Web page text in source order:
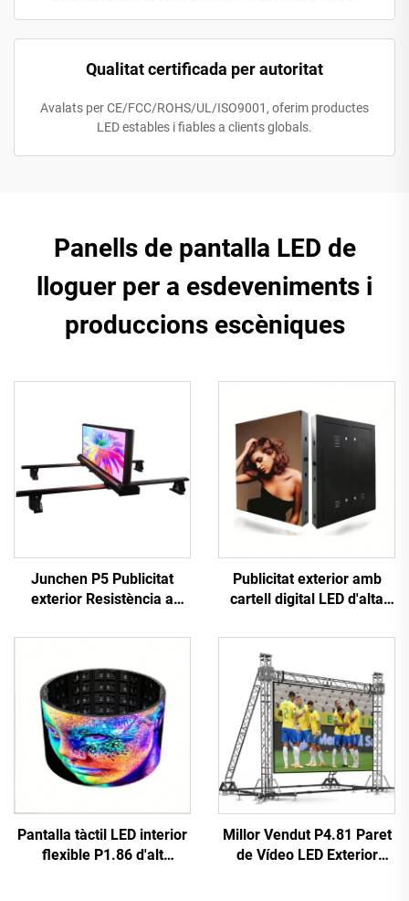
Qualitat certificada per autoritat
Avalats per CE/FCC/ROHS/UL/ISO9001, oferim productes
LED estables i fiables a clients globals.
Panells de pantalla LED de
lloguer per a esdeveniments i
produccions escèniques
Junchen P5 Publicitat
exterior Resistència a
LED Mur de Vídeo Cartell
per a Cotxes
Publicitat exterior amb
cartell digital LED d'alta
paret de vídeo LED P10
d'alt rendiment, pantalla
gegant
Pantalla tàctil LED interior
flexible P1.86 d'alt
Millor Vendut P4.81 Paret
de Vídeo LED Exterior